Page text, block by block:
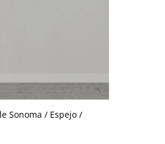
Sonoma / Espejo /